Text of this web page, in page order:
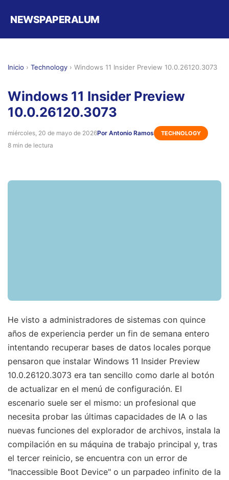
NEWSPAPERALUM
Inicio › Technology › Windows 11 Insider Preview 10.0.26120.3073
Windows 11 Insider Preview
10.0.26120.3073
miércoles, 20 de mayo de 2026Por Antonio Ramos TECHNOLOGY
8 min de lectura
He visto a administradores de sistemas con quince
años de experiencia perder un fin de semana entero
intentando recuperar bases de datos locales porque
pensaron que instalar Windows 11 Insider Preview
10.0.26120.3073 era tan sencillo como darle al botón
de actualizar en el menú de configuración. El
escenario suele ser el mismo: un profesional que
necesita probar las últimas capacidades de IA o las
nuevas funciones del explorador de archivos, instala la
compilación en su máquina de trabajo principal y, tras
el tercer reinicio, se encuentra con un error de
"Inaccessible Boot Device" o un parpadeo infinito de la